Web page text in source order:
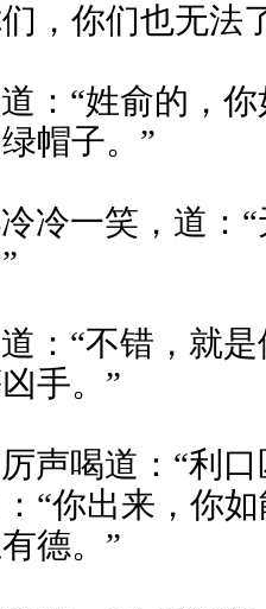
，你们也无法
：“姓俞的，
帽子。”
冷一笑，道：
：“不错，就
手。”
声喝道：“利口
“你出来，你
德。”